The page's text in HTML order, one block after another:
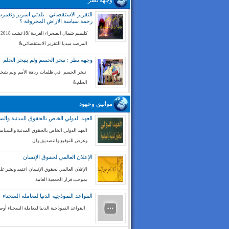
التقرير الاستقصائي : بلدتي اسرير
رحمة سياسة الاراض المحروقة ؟
المرصد ميديا التقرير الاستقصائي&
وجهة نظر : تبخر الحسم ولم يتبخر الحلم
تبخر الحسم في ظلمات ردهة الأمم ولم
الحلم&
مواثيق وعهود
العهد الدولي الخاص بالحقوق المدنية
العهد الدولي الخاص بالحقوق المدنية
وعرض للتوقيع والتصديق وال
الإعلان العالمي لحقوق الإنسان
الإعلان العالمي لحقوق الإنسان اعتمد ونشر
بموجب قرار الجمعية العامة
القواعد النموذجية الدنيا لمعاملة السجناء
القواعد النموذجية الدنيا لمعاملة السجناء